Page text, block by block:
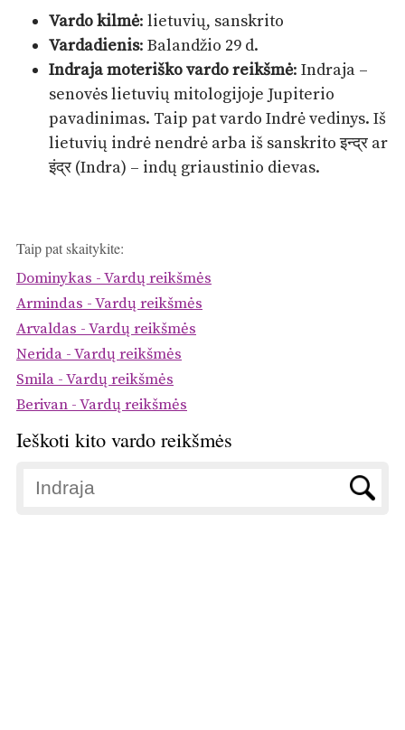
Vardo kilmė: lietuvių, sanskrito
Vardadienis: Balandžio 29 d.
Indraja moteriško vardo reikšmė: Indraja –
senovės lietuvių mitologijoje Jupiterio
pavadinimas. Taip pat vardo Indrė vedinys. Iš
lietuvių indrė nendrė arba iš sanskrito इन्द्र ar
इंद्र (Indra) – indų griaustinio dievas.
Taip pat skaitykite:
Dominykas - Vardų reikšmės
Armindas - Vardų reikšmės
Arvaldas - Vardų reikšmės
Nerida - Vardų reikšmės
Smila - Vardų reikšmės
Berivan - Vardų reikšmės
Ieškoti kito vardo reikšmės